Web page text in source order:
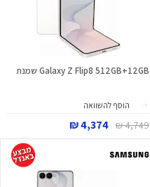
Galaxy Z Flip8 512GB+12GB שמנת
הוסף להשוואה
4,749 ₪
4,374 ₪